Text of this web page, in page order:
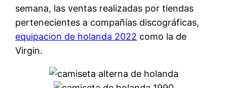
semana, las ventas realizadas por tiendas
pertenecientes a compañías discográficas,
equipacion de holanda 2022 como la de
Virgin.